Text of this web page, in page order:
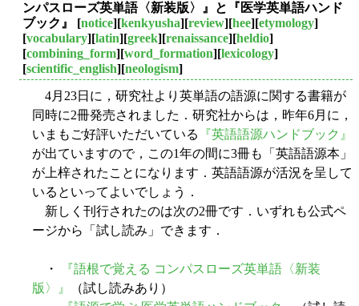
ンパスローズ英単語〈新装版〉』と『医学英単語ハンド
ブック』
[notice][kenkyusha][review][hee][etymology]
[vocabulary][latin][greek][renaissance][heldio]
[combining_form][word_formation][lexicology]
[scientific_english][neologism]
4月23日に，研究社より英単語の語源に関する書籍が
同時に2冊発売されました．研究社からは，昨年6月に，
いまもご好評いただいている
『英語語源ハンドブック』
が出ていますので，この1年の間に3冊も「英語語源本」
が上梓されたことになります．英語語源が活況を呈して
いるといってよいでしょう．
新しく刊行されたのは次の2冊です．いずれも公式ペ
ージから「試し読み」できます．
・
『語根で覚える コンパスローズ英単語〈新装
版〉』
（試し読みあり）